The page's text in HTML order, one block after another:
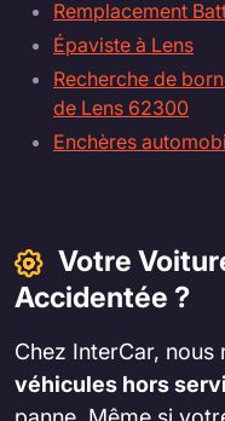
Remplacement
Épaviste à Lens
Recherche de
de Lens 62300
Enchères
Votre
Accidentée ?
Chez InterCar, nous
véhicules hors